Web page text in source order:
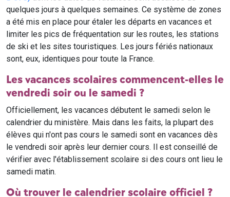
quelques jours à quelques semaines. Ce système de zones
a été mis en place pour étaler les départs en vacances et
limiter les pics de fréquentation sur les routes, les stations
de ski et les sites touristiques. Les jours fériés nationaux
sont, eux, identiques pour toute la France.
Les vacances scolaires commencent-elles le
vendredi soir ou le samedi ?
Officiellement, les vacances débutent le samedi selon le
calendrier du ministère. Mais dans les faits, la plupart des
élèves qui n'ont pas cours le samedi sont en vacances dès
le vendredi soir après leur dernier cours. Il est conseillé de
vérifier avec l'établissement scolaire si des cours ont lieu le
samedi matin.
Où trouver le calendrier scolaire officiel ?